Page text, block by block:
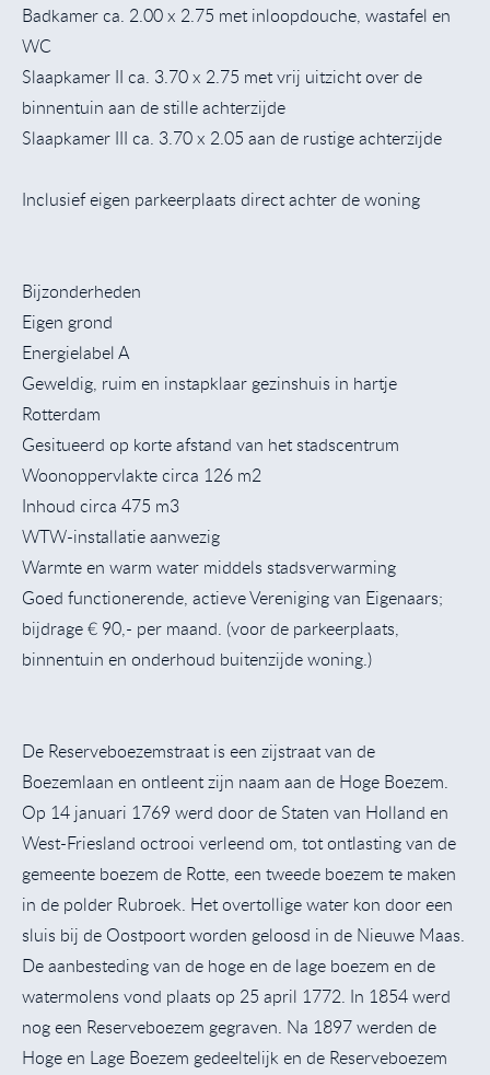
Badkamer ca. 2.00 x 2.75 met inloopdouche, wastafel en
WC
Slaapkamer II ca. 3.70 x 2.75 met vrij uitzicht over de
binnentuin aan de stille achterzijde
Slaapkamer III ca. 3.70 x 2.05 aan de rustige achterzijde
Inclusief eigen parkeerplaats direct achter de woning
Bijzonderheden
Eigen grond
Energielabel A
Geweldig, ruim en instapklaar gezinshuis in hartje
Rotterdam
Gesitueerd op korte afstand van het stadscentrum
Woonoppervlakte circa 126 m2
Inhoud circa 475 m3
WTW-installatie aanwezig
Warmte en warm water middels stadsverwarming
Goed functionerende, actieve Vereniging van Eigenaars;
bijdrage € 90,- per maand. (voor de parkeerplaats,
binnentuin en onderhoud buitenzijde woning.)
De Reserveboezemstraat is een zijstraat van de
Boezemlaan en ontleent zijn naam aan de Hoge Boezem.
Op 14 januari 1769 werd door de Staten van Holland en
West-Friesland octrooi verleend om, tot ontlasting van de
gemeente boezem de Rotte, een tweede boezem te maken
in de polder Rubroek. Het overtollige water kon door een
sluis bij de Oostpoort worden geloosd in de Nieuwe Maas.
De aanbesteding van de hoge en de lage boezem en de
watermolens vond plaats op 25 april 1772. In 1854 werd
nog een Reserveboezem gegraven. Na 1897 werden de
Hoge en Lage Boezem gedeeltelijk en de Reserveboezem